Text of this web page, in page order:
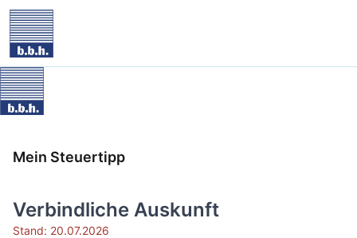
Mein Steuertipp
Verbindliche Auskunft
Stand: 20.07.2026